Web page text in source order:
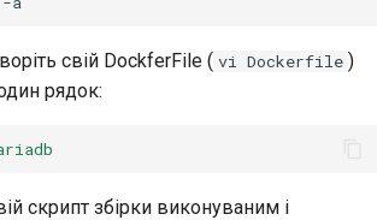
свій DockferFile ( vi Dockerfile )
рядок:
скрипт збірки виконуваним і